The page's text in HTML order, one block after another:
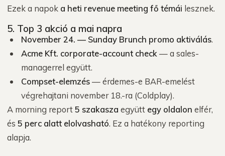
Ezek a napok a heti revenue meeting fő témái lesznek.
5. Top 3 akció a mai napra
November 24. — Sunday Brunch promo aktiválás.
Acme Kft. corporate-account check — a sales-
managerrel együtt.
Compset-elemzés— érdemes-e BAR-emelést
végrehajtani november 18.-ra (Coldplay).
A morning report5 szakasza együtt egy oldalon elfér,
és 5 perc alatt elolvasható. Ez a hatékony reporting
alapja.